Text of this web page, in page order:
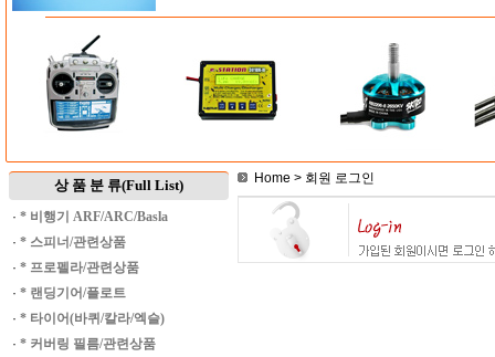
상 품 분 류(Full List)
· * 비행기 ARF/ARC/Basla
· * 스피너/관련상품
· * 프로펠라/관련상품
· * 랜딩기어/플로트
· * 타이어(바퀴/칼라/엑슬)
· * 커버링 필름/관련상품
Home > 회원 로그인